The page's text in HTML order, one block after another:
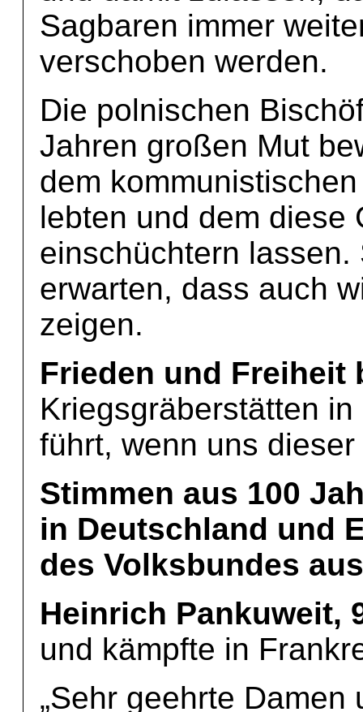
Sagbaren immer
verschoben werden.
Die polnischen
Jahren großen Mut
dem
lebten und dem diese
einschüchtern
erwarten, dass auch
zeigen.
Frieden und Freiheit
Kriegsgräberstätten
führt, wenn uns dieser
Stimmen aus 100
in Deutschland und
des Volksbundes
Heinrich Pankuweit,
und kämpfte in
„Sehr geehrte Damen